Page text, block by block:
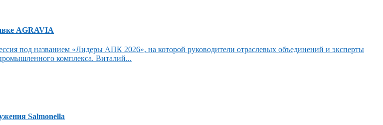
AGRAVIA
под названием «Лидеры АПК 2026», на которой руководители отраслевых объединений и эксперты
комплекса. Виталий...
Salmonella